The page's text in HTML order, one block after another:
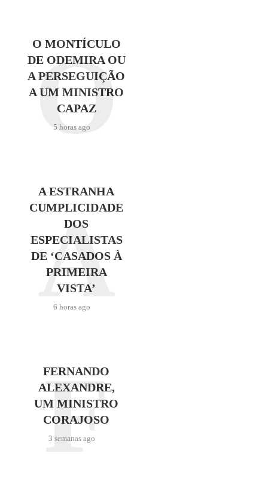
O MONTÍCULO
DE ODEMIRA OU
A PERSEGUIÇÃO
A UM MINISTRO
CAPAZ
5 horas ago
O
A ESTRANHA
CUMPLICIDADE
DOS
ESPECIALISTAS
DE ‘CASADOS À
PRIMEIRA
VISTA’
6 horas ago
A
FERNANDO
ALEXANDRE,
UM MINISTRO
CORAJOSO
3 semanas ago
F